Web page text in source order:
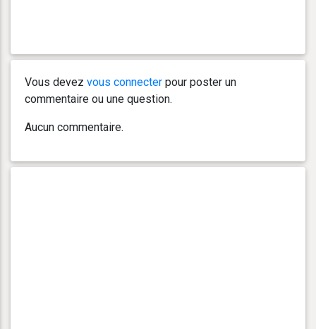
Vous devez vous connecter pour poster un
commentaire ou une question.
Aucun commentaire.